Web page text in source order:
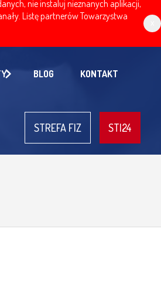
nie instaluj nieznanych aplikacji,
Listę partnerów Towarzystwa
BLOG KONTAKT
STREFA FIZ STI24